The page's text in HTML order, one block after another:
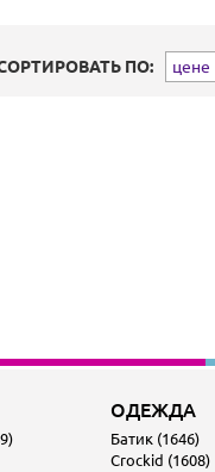
ПО: цене
ОДЕЖДА
Батик (1646)
Crockid (1608)